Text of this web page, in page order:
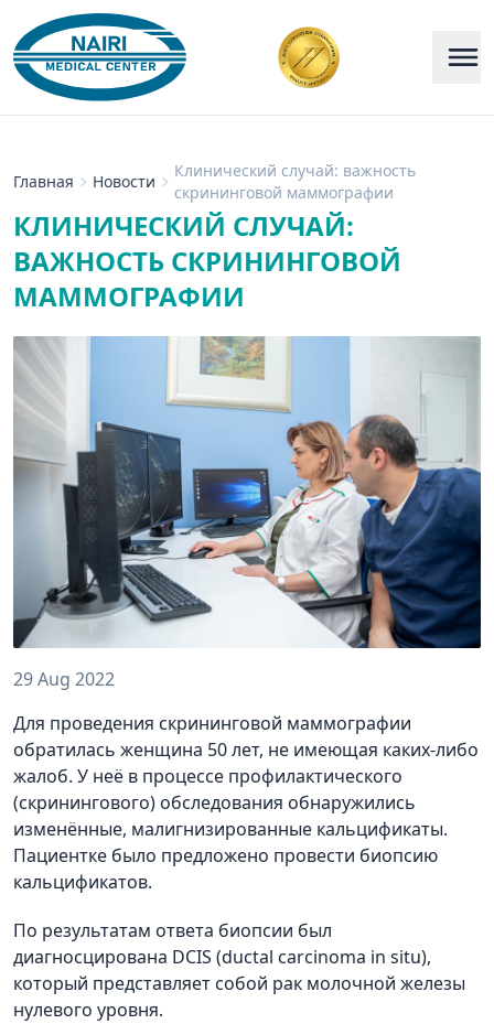
Главная Новости
Клинический случай: важность
скрининговой маммографии
КЛИНИЧЕСКИЙ СЛУЧАЙ:
ВАЖНОСТЬ СКРИНИНГОВОЙ
МАММОГРАФИИ
29 Aug 2022
Для проведения скрининговой маммографии
обратилась женщина 50 лет, не имеющая каких-либо
жалоб. У неё в процессе профилактического
(скринингового) обследования обнаружились
изменённые, малигнизированные кальцификаты.
Пациентке было предложено провести биопсию
кальцификатов.
По результатам ответа биопсии был
диагносцирована DCIS (ductal carcinoma in situ),
который представляет собой рак молочной железы
нулевого уровня.